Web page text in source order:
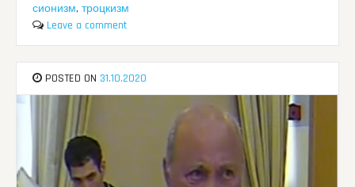
сионизм,троцкизм
Leave a comment
POSTED ON 31.10.2020